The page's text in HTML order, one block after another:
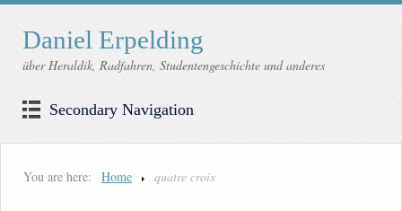
Daniel Erpelding
über Heraldik, Radfahren, Studentengeschichte und anderes
Secondary Navigation
You are here: Home quatre croix